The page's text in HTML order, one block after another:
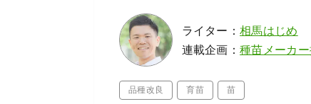
ライター：相馬はじめ
連載企画：種苗メーカ
品種改良 育苗 苗